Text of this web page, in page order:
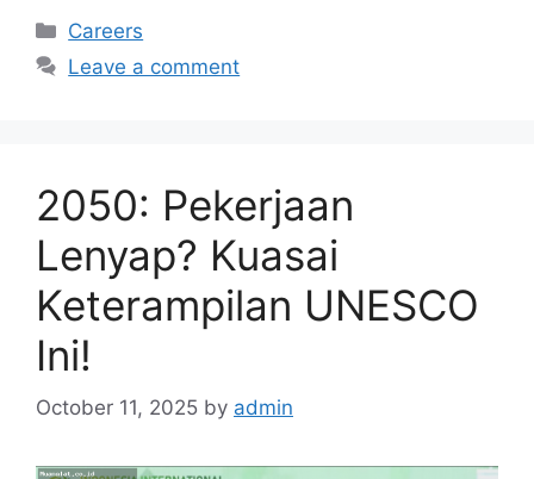
Categories
Careers
Leave a comment
2050: Pekerjaan
Lenyap? Kuasai
Keterampilan UNESCO
Ini!
October 11, 2025 by admin